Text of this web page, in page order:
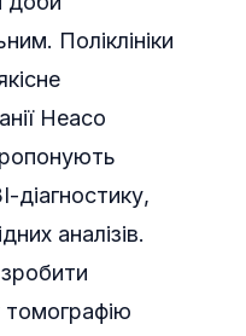
Поліклініки
Heaco
діагностику,
аналізів.
томографію